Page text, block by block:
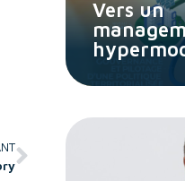
Vers un